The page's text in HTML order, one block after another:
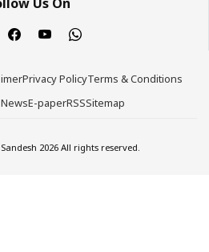
Privacy PolicyTerms & Conditions
E-paperRSSSitemap
2026 All rights reserved.